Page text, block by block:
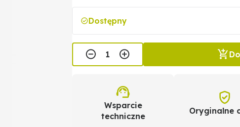
Dostępny
Wsparcie
techniczne
Oryginalne